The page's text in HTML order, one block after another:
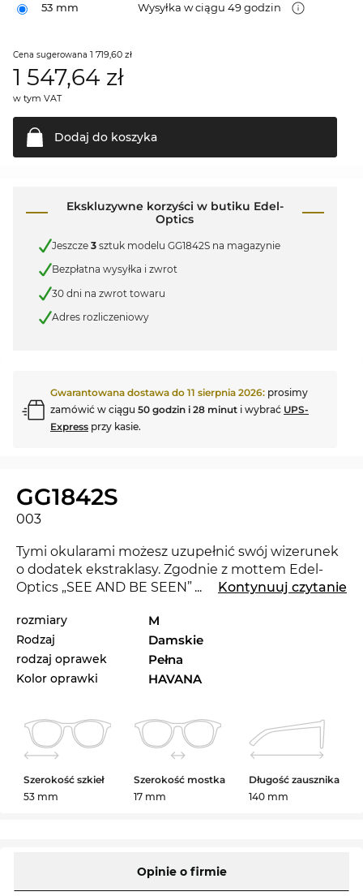
53 mm Wysyłka w ciągu 49 godzin
Cena sugerowana 1 719,60 zł
1 547,64 zł
w tym VAT
Dodaj do koszyka
Ekskluzywne korzyści w butiku Edel-
Optics
Jeszcze 3 sztuk modelu GG1842S na magazynie
Bezpłatna wysyłka i zwrot
30 dni na zwrot towaru
Adres rozliczeniowy
Gwarantowana dostawa do 11 sierpnia 2026: prosimy
zamówić w ciągu 50 godzin i 28 minut i wybrać UPS-
Express przy kasie.
GG1842S
003
Tymi okularami możesz uzupełnić swój wizerunek
o dodatek ekstraklasy. Zgodnie z mottem Edel-
Optics „SEE AND BE SEEN” będziesz błyszczeć jak
Okulary GG1842S są w roku 2025 zupełną nowością
na rynku i sprawią, że będziesz na czasie.
Te oprawki są odpowiednie dla
zaprezentować się w roku 2025. Eronomiczna
forma, 100% ochronyi bogactwo detali plasują Cię
Okulary są dostępne. Dokonując zakupu już teraz,
... Kontynuuj czytanie
rozmiary M
Rodzaj Damskie
rodzaj oprawek Pełna
Kolor oprawki HAVANA
Szerokość szkieł
53 mm
Szerokość mostka
17 mm
Długość zausznika
140 mm
Opinie o firmie